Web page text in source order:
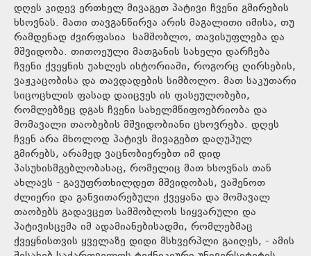
დღეს კიდევ ერთხელ მივაგეთ პატივი ჩვენი გმირების
ხსოვნას. მათი თავგანწირვა არის მაგალითი იმისა, თუ
რამდენად ძვირფასია სამშობლო, თავისუფლება და
მშვიდობა. თითოეული მათგანის სახელი დარჩება
ჩვენი ქვეყნის უახლეს ისტორიაში, როგორც ღირსების,
ვაჟკაცობისა და თავდადების სიმბოლო. მათ საკუთარი
სიცოცხლის ფასად დაიცვეს ის ფასეულობები,
რომლებზეც დგას ჩვენი სახელმწიფოებრიობა და
მომავალი თაობების მშვიდობიანი ცხოვრება. დღეს
ჩვენ არა მხოლოდ პატივს მივაგებთ დაღუპულ
გმირებს, არამედ ვაცნობიერებთ იმ დიდ
პასუხისმგებლობასაც, რომელიც მათ ხსოვნას თან
ახლავს - გავუფრთხილდეთ მშვიდობას, ვაშენოთ
ძლიერი და განვითარებული ქვეყანა და მომავალ
თაობებს გადავცეთ სამშობლოს სიყვარული და
პატივისცემა იმ ადამიანებისადმი, რომლებმაც
ქვეყნისთვის ყველაზე დიდი მსხვერპლი გაიღეს, - ამის